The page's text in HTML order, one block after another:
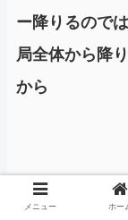
ー降りるので
局全体から降
から
190:名無しの正義
メニュー ホー